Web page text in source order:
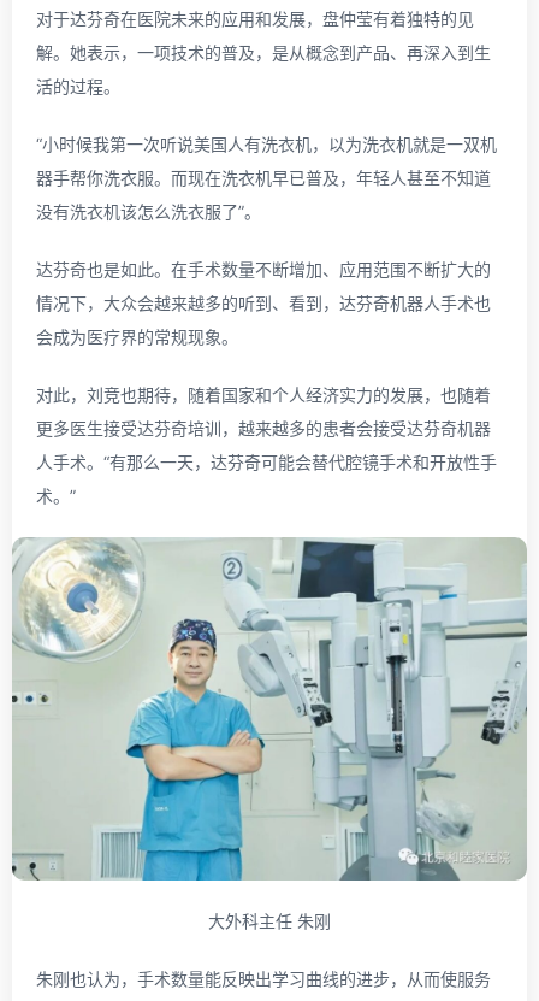
对于达芬奇在医院未来的应用和发展，盘仲莹有着独特的见
解。她表示，一项技术的普及，是从概念到产品、再深入到生
活的过程。
“小时候我第一次听说美国人有洗衣机，以为洗衣机就是一双机
器手帮你洗衣服。而现在洗衣机早已普及，年轻人甚至不知道
没有洗衣机该怎么洗衣服了”。
达芬奇也是如此。在手术数量不断增加、应用范围不断扩大的
情况下，大众会越来越多的听到、看到，达芬奇机器人手术也
会成为医疗界的常规现象。
对此，刘竞也期待，随着国家和个人经济实力的发展，也随着
更多医生接受达芬奇培训，越来越多的患者会接受达芬奇机器
人手术。“有那么一天，达芬奇可能会替代腔镜手术和开放性手
术。”
大外科主任 朱刚
朱刚也认为，手术数量能反映出学习曲线的进步，从而使服务